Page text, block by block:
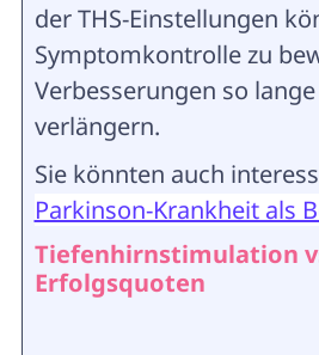
der THS-Einstellungen
Symptomkontrolle zu
Verbesserungen so
verlängern.
Sie könnten auch
Parkinson-Krankheit als
Tiefenhirnstimulation
Erfolgsquoten